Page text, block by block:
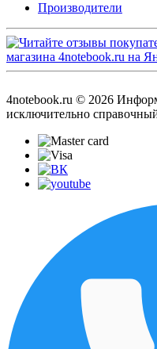
Производители
4notebook.ru © 2026
исключительно